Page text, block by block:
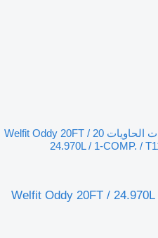
دبابات الحاويات 20 Welfit Oddy 20FT /
24.970L / 1-COMP. /
Welfit Oddy 20FT /